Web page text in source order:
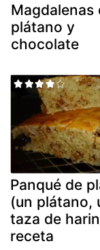
Magdalenas
plátano y
chocolate
Panqué de
(un plátano,
taza de
receta